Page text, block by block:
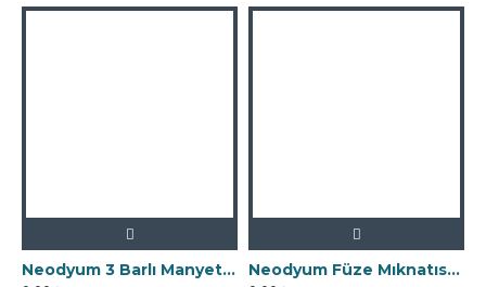
Neodyum 3 Barlı Manyetik Elek Mıknatıs Seperatör
Neodyum Füze Mıknatıs - Manyetik Seperatör - 200x490 mm